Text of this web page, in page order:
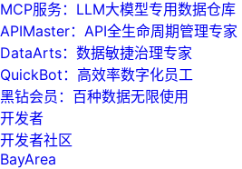
MCP服务：LLM大模型专用数据仓库
APIMaster：API全生命周期管理专家
DataArts：数据敏捷治理专家
QuickBot：高效率数字化员工
黑钻会员：百种数据无限使用
开发者
开发者社区
BayArea